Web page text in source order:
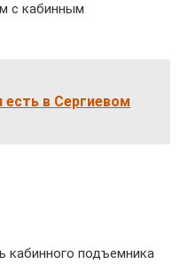
с кабинным
в Сергиевом
кабинного подъемника